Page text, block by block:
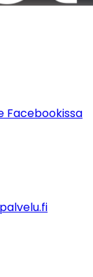
Facebookissa